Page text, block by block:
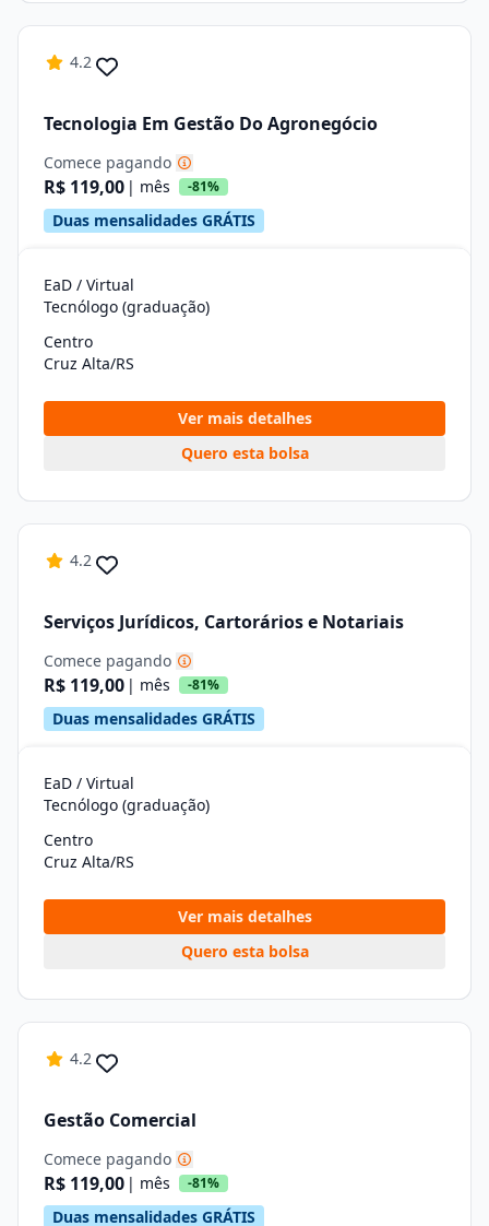
4.2
Tecnologia Em Gestão Do Agronegócio
Comece pagando
R$ 119,00 | mês -81%
Duas mensalidades GRÁTIS
EaD / Virtual
Tecnólogo (graduação)
Centro
Cruz Alta/RS
Ver mais detalhes
Quero esta bolsa
4.2
Serviços Jurídicos, Cartorários e Notariais
Comece pagando
R$ 119,00 | mês -81%
Duas mensalidades GRÁTIS
EaD / Virtual
Tecnólogo (graduação)
Centro
Cruz Alta/RS
Ver mais detalhes
Quero esta bolsa
4.2
Gestão Comercial
Comece pagando
R$ 119,00 | mês -81%
Duas mensalidades GRÁTIS